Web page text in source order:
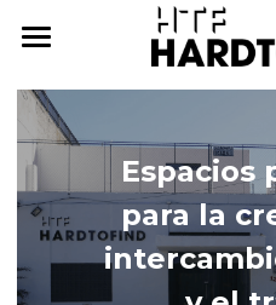
THE WHAT
The What
Inner Artisan
THE WHO
The Who
THE WHY
Espacios
para la